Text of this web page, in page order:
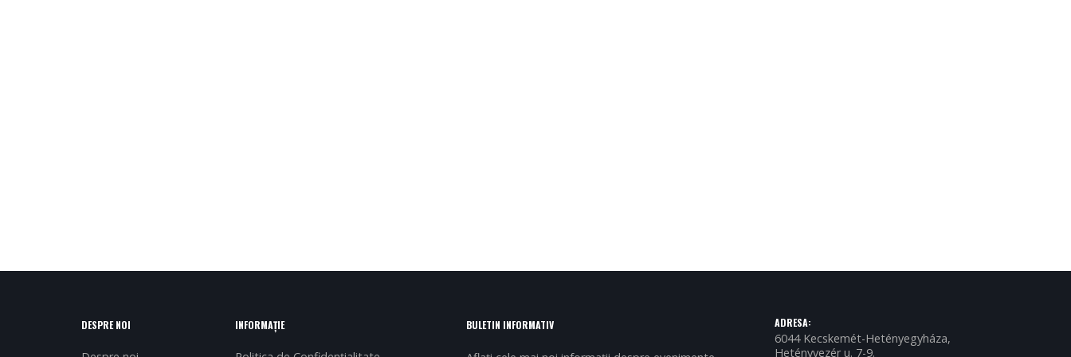
DESPRE NOI INFORMAȚIE BULETIN INFORMATIV ADRESA:
6044 Kecskemét-Hetényegyháza,
Hetényvezér u. 7-9.